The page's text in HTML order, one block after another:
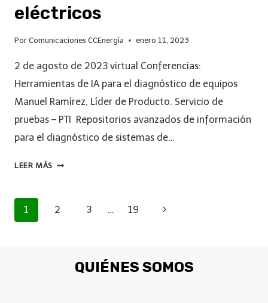
eléctricos
Por Comunicaciones CCEnergía enero 11, 2023
2 de agosto de 2023 virtual Conferencias:
Herramientas de IA para el diagnóstico de equipos
Manuel Ramírez, Líder de Producto. Servicio de
pruebas – PTI Repositorios avanzados de información
para el diagnóstico de sistemas de…
LEER MÁS
1 2 3 … 19
QUIÉNES SOMOS